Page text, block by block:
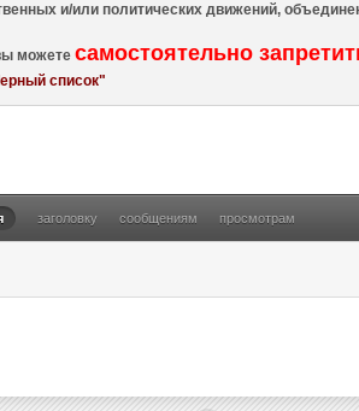
и/или политических движений,
можетесамостоятельно
список"
заголовку сообщениям просмотрам